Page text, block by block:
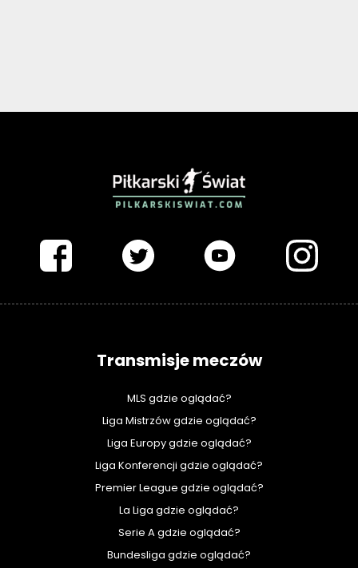
Transmisje meczów
MLS gdzie oglądać?
Liga Mistrzów gdzie oglądać?
Liga Europy gdzie oglądać?
Liga Konferencji gdzie oglądać?
Premier League gdzie oglądać?
La Liga gdzie oglądać?
Serie A gdzie oglądać?
Bundesliga gdzie oglądać?